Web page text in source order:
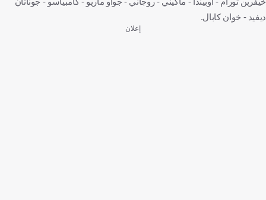
ديفيد - خوان كابال.
إعلان